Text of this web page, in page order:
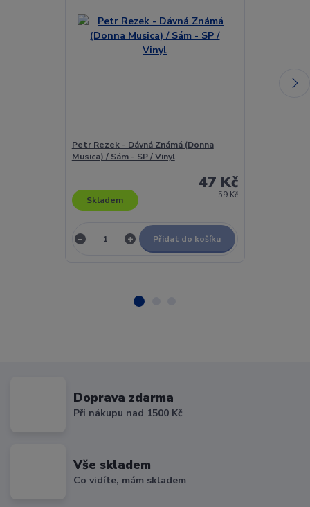
Petr Rezek - Dávná Známá (Donna
Musica) / Sám - SP / Vinyl
59 Kč
47 Kč
Skladem
Přidat do košíku
Doprava zdarma
Při nákupu nad 1500 Kč
Vše skladem
Co vidíte, mám skladem